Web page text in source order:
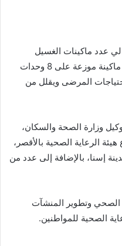
عدد ماكينات الغسيل
الكلوي في محافظة الأقصر إلى 257 ماكينة موزعة على 8 وحدات
المرضى ويقلل من
وزارة الصحة والسكان،
الرعاية الصحية بالأقصر،
إسنا، بالإضافة إلى عدد من
الصحي وتطوير المنشآت
الصحية للمواطنين.